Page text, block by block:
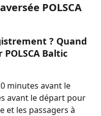
POLSCA
? Quand
Baltic
minutes avant le
avant le départ pour
et les passagers à